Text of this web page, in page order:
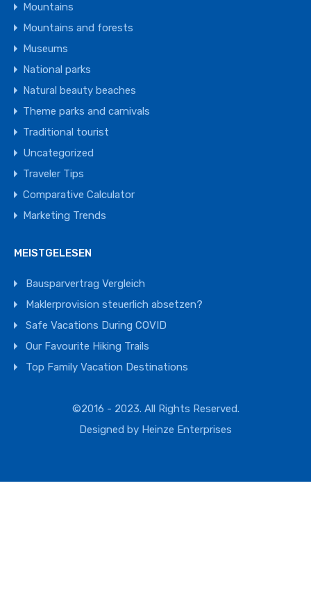
Mountains
Mountains and forests
Museums
National parks
Natural beauty beaches
Theme parks and carnivals
Traditional tourist
Uncategorized
Traveler Tips
Comparative Calculator
Marketing Trends
MEISTGELESEN
Bausparvertrag Vergleich
Maklerprovision steuerlich absetzen?
Safe Vacations During COVID
Our Favourite Hiking Trails
Top Family Vacation Destinations
©2016 - 2023. All Rights Reserved.
Designed by Heinze Enterprises